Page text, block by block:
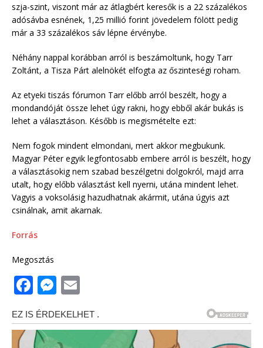
szja-szint, viszont már az átlagbért keresők is a 22 százalékos
adósávba esnének, 1,25 millió forint jövedelem fölött pedig
már a 33 százalékos sáv lépne érvénybe.
Néhány nappal korábban arról is beszámoltunk, hogy Tarr
Zoltánt, a Tisza Párt alelnökét elfogta az őszinteségi roham.
Az etyeki tiszás fórumon Tarr előbb arról beszélt, hogy a
mondandóját össze lehet úgy rakni, hogy ebből akár bukás is
lehet a választáson. Később is megismételte ezt:
Nem fogok mindent elmondani, mert akkor megbukunk.
Magyar Péter egyik legfontosabb embere arról is beszélt, hogy
a választásokig nem szabad beszélgetni dolgokról, majd arra
utalt, hogy előbb választást kell nyerni, utána mindent lehet.
Vagyis a voksolásig hazudhatnak akármit, utána úgyis azt
csinálnak, amit akarnak.
Forrás
Megosztás
F
a
c
e
M
ss
e
ai